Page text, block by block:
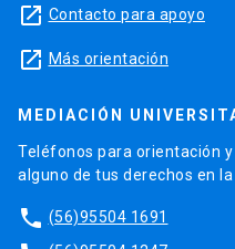
launch Contacto para apoyo
launch Más orientación
MEDIACIÓN
Teléfonos para orientación
alguno de tus derechos en la
phone (56)95504 1691